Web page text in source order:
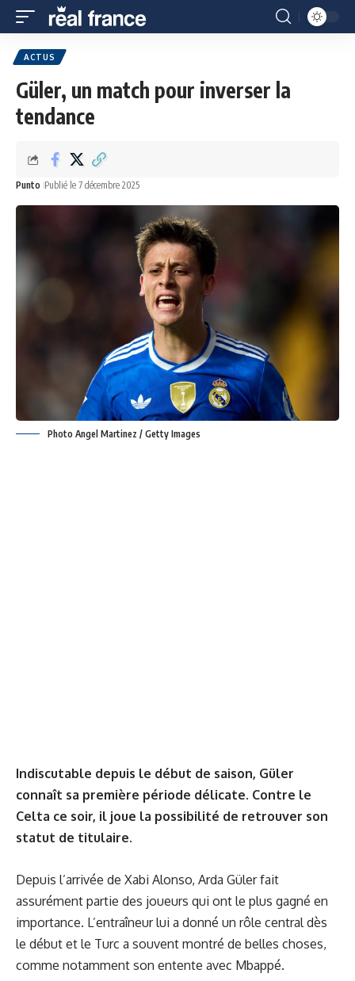
ACTUS
Güler, un match pour inverser la
tendance
Punto Publié le 7 décembre 2025
Photo Angel Martinez / Getty Images
Indiscutable depuis le début de saison, Güler
connaît sa première période délicate. Contre le
Celta ce soir, il joue la possibilité de retrouver son
statut de titulaire.
Depuis l’arrivée de Xabi Alonso, Arda Güler fait
assurément partie des joueurs qui ont le plus gagné en
importance. L’entraîneur lui a donné un rôle central dès
le début et le Turc a souvent montré de belles choses,
comme notamment son entente avec Mbappé.